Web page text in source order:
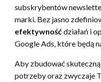
subskrybentów
marki. Bez jasno
efektywnośćdziałań i
Google Ads, które będą
Aby zbudować
potrzeby oraz zwyczaje